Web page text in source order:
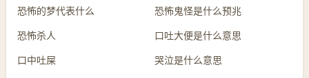
恐怖的梦代表什么 恐怖鬼怪是什么预兆
恐怖杀人 口吐大便是什么意思
口中吐屎 哭泣是什么意思